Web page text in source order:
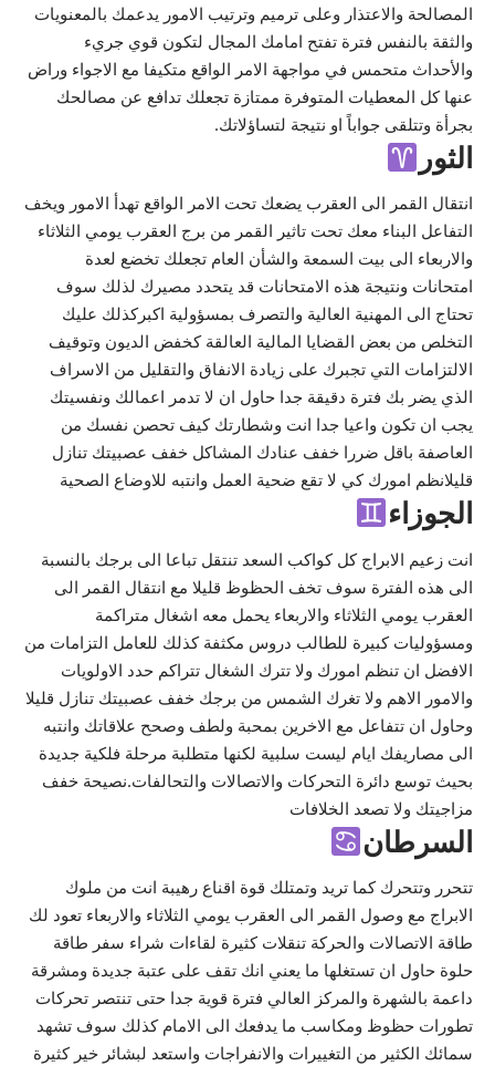
المصالحة والاعتذار وعلى ترميم وترتيب الامور يدعمك بالمعنويات
والثقة بالنفس فترة تفتح امامك المجال لتكون قوي جريء
والأحداث متحمس في مواجهة الامر الواقع متكيفا مع الاجواء وراض
عنها كل المعطيات المتوفرة ممتازة تجعلك تدافع عن مصالحك
بجرأة وتتلقى جواباً او نتيجة لتساؤلاتك.
الثور
انتقال القمر الى العقرب يضعك تحت الامر الواقع تهدأ الامور ويخف
التفاعل البناء معك تحت تاثير القمر من برج العقرب يومي الثلاثاء
والاربعاء الى بيت السمعة والشأن العام تجعلك تخضع لعدة
امتحانات ونتيجة هذه الامتحانات قد يتحدد مصيرك لذلك سوف
تحتاج الى المهنية العالية والتصرف بمسؤولية اكبركذلك عليك
التخلص من بعض القضايا المالية العالقة كخفض الديون وتوقيف
الالتزامات التي تجبرك على زيادة الانفاق والتقليل من الاسراف
الذي يضر بك فترة دقيقة جدا حاول ان لا تدمر اعمالك ونفسيتك
يجب ان تكون واعيا جدا انت وشطارتك كيف تحصن نفسك من
العاصفة باقل ضررا خفف عنادك المشاكل خفف عصبيتك تنازل
قليلانظم امورك كي لا تقع ضحية العمل وانتبه للاوضاع الصحية
الجوزاء
انت زعيم الابراج كل كواكب السعد تنتقل تباعا الى برجك بالنسبة
الى هذه الفترة سوف تخف الحظوظ قليلا مع انتقال القمر الى
العقرب يومي الثلاثاء والاربعاء يحمل معه اشغال متراكمة
ومسؤوليات كبيرة للطالب دروس مكثفة كذلك للعامل التزامات من
الافضل ان تنظم امورك ولا تترك الشغال تتراكم حدد الاولويات
والامور الاهم ولا تغرك الشمس من برجك خفف عصبيتك تنازل قليلا
وحاول ان تتفاعل مع الاخرين بمحبة ولطف وصحح علاقاتك وانتبه
الى مصاريفك ايام ليست سلبية لكنها متطلبة مرحلة فلكية جديدة
بحيث توسع دائرة التحركات والاتصالات والتحالفات.نصيحة خفف
مزاجيتك ولا تصعد الخلافات
السرطان
تتحرر وتتحرك كما تريد وتمتلك قوة اقناع رهيبة انت من ملوك
الابراج مع وصول القمر الى العقرب يومي الثلاثاء والاربعاء تعود لك
طاقة الاتصالات والحركة تنقلات كثيرة لقاءات شراء سفر طاقة
حلوة حاول ان تستغلها ما يعني انك تقف على عتبة جديدة ومشرقة
داعمة بالشهرة والمركز العالي فترة قوية جدا حتى تنتصر تحركات
تطورات حظوظ ومكاسب ما يدفعك الى الامام كذلك سوف تشهد
سمائك الكثير من التغييرات والانفراجات واستعد لبشائر خير كثيرة